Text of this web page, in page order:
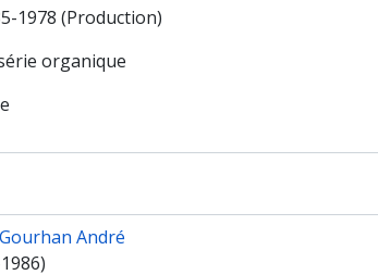
1978 (Production)
organique
André